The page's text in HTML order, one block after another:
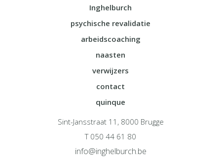
Inghelburch
psychische revalidatie
arbeidscoaching
naasten
verwijzers
contact
quinque
Sint-Jansstraat 11, 8000 Brugge
T 050 44 61 80
info@inghelburch.be